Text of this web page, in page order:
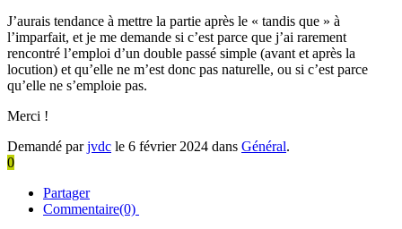
J’aurais tendance à mettre la partie après le « tandis que » à
l’imparfait, et je me demande si c’est parce que j’ai rarement
rencontré l’emploi d’un double passé simple (avant et après la
locution) et qu’elle ne m’est donc pas naturelle, ou si c’est parce
qu’elle ne s’emploie pas.
Merci !
Demandé parjvdc le 6 février 2024 dans Général.
0
Partager
Commentaire(0)